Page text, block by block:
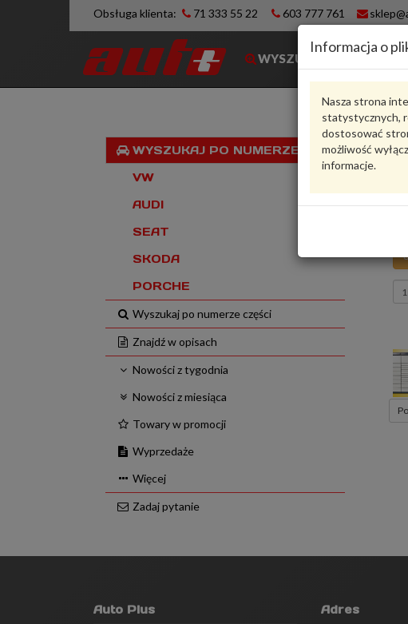
Obsługa klienta: 71 333 55 22 603 777 761
WYSZUKIWARKA
Informacja o
Nasza strona
statystycznych,
dostosować
możliwość
informacje.
WYSZUKAJ PO NUMERZE VIN
VW
AUDI
SEAT
SKODA
PORCHE
Wyszukaj po numerze części
Znajdź w opisach
Nowości z tygodnia
Nowości z miesiąca
Towary w promocji
Wyprzedaże
Więcej
Zadaj pytanie
Auto Plus Adres